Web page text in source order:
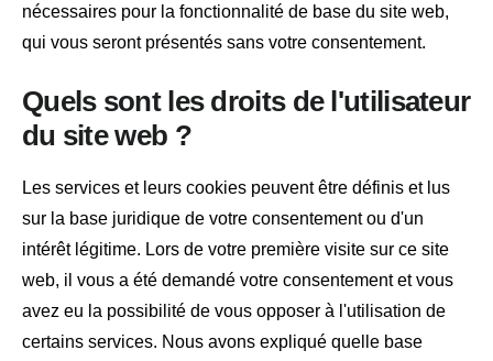
nécessaires pour la fonctionnalité de base du site web,
qui vous seront présentés sans votre consentement.
Quels sont les droits de l'utilisateur
du site web ?
Les services et leurs cookies peuvent être définis et lus
sur la base juridique de votre consentement ou d'un
intérêt légitime. Lors de votre première visite sur ce site
web, il vous a été demandé votre consentement et vous
avez eu la possibilité de vous opposer à l'utilisation de
certains services. Nous avons expliqué quelle base